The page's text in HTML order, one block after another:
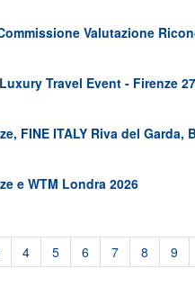
Valutazione
Travel Event - Firenze
FINE ITALY Riva del Garda,
e WTM Londra 2026
4 5 6 7 8 9